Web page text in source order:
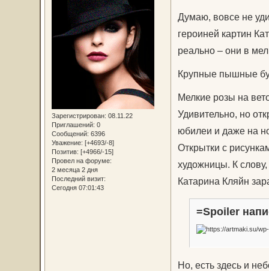
Зарегистрирован: 08.11.22
Приглашений: 0
Сообщений: 6396
Уважение: [+4693/-8]
Позитив: [+4966/-15]
Провел на форуме:
2 месяца 2 дня
Последний визит:
Сегодня 07:01:43
Думаю, вовсе не
героиней картин
реально – они в
Крупные пышные
Мелкие розы на
Удивительно, но
юбилеи и даже на
Открытки с
художницы. К
Катарина Кляйн
=Spoiler
Но, есть здесь и